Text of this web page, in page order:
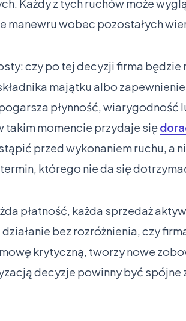
Każdy z tych ruchów może
manewru wobec pozostałych
czy po tej decyzji firma będzie
majątku albo
płynność, wiarygodność
takim momencie przydaje się
przed wykonaniem ruchu, a
którego nie da się
płatność, każda sprzedaż
bez rozróżnienia, czy
krytyczną, tworzy nowe
decyzje powinny być spójne